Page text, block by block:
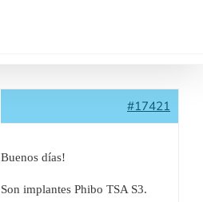
#17421
Buenos días!
Son implantes Phibo TSA S3.